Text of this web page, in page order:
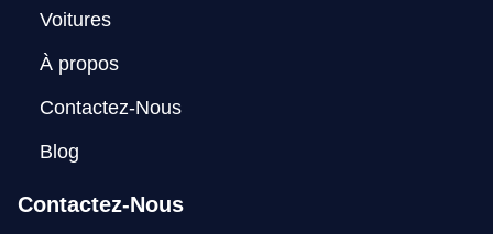
Voitures
À propos
Contactez-Nous
Blog
Contactez-Nous